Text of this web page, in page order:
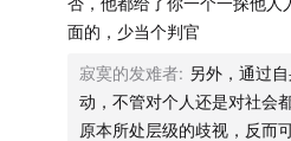
面的，少当个判官
寂寞的发难者: 另外，通过
动，不管对个人还是对社会
原本所处层级的歧视，反而